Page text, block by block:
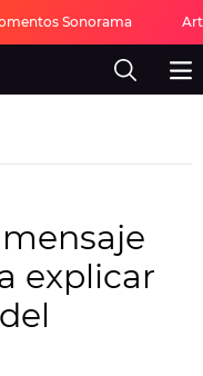
Sonorama
explicar